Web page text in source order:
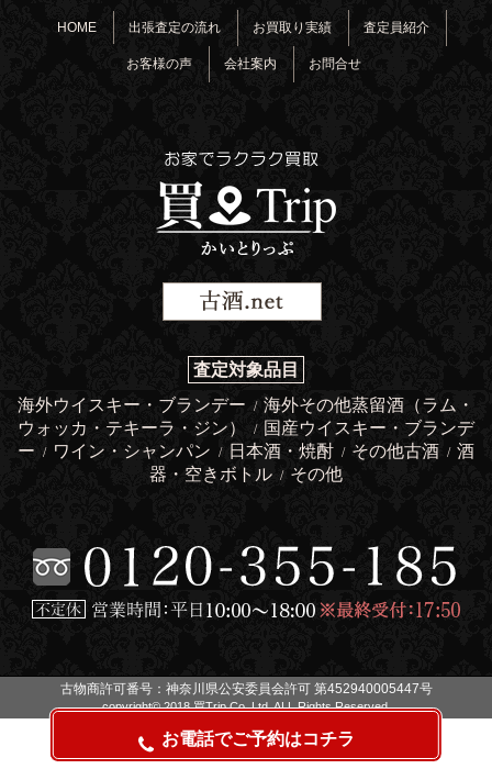
HOME 出張査定の流れ お買取り実績 査定員紹介
お客様の声 会社案内 お問合せ
査定対象品目
海外ウイスキー・ブランデー / 海外その他蒸留酒（ラム・
ウォッカ・テキーラ・ジン）
/ 国産ウイスキー・ブランデ
ー / ワイン・シャンパン / 日本酒・焼酎 / その他古酒 / 酒
器・空きボトル / その他
古物商許可番号：神奈川県公安委員会許可 第452940005447号
copyright© 2018 買Trip Co.,Ltd. ALL Rights Reserved.
お電話でご予約はコチラ